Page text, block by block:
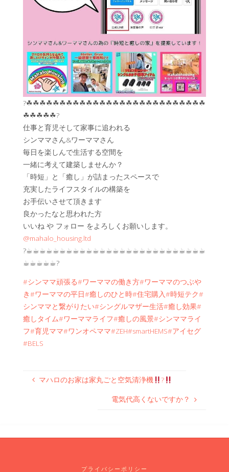
?☘︎☘︎☘︎☘︎☘︎☘︎☘︎☘︎☘︎☘︎☘︎☘︎☘︎☘︎☘︎☘︎☘︎☘︎☘︎☘︎☘︎☘︎☘︎☘︎☘︎☘︎☘︎
☘︎☘︎☘︎☘︎☘︎?
仕事と育児そして家事に追われる
シンママさん&ワーママさん
毎日を楽しんで生活する空間を
一緒に考えて建築しませんか？
「時短」と「癒し」が詰まったスペースで
充実したライフスタイルの構築を
お手伝いさせて頂きます
良かったなと思われた方
いいね や フォロー をよろしくお願いします。
@mahalo_housing.ltd
?☕︎☕︎☕︎☕︎☕︎☕︎☕︎☕︎☕︎☕︎☕︎☕︎☕︎☕︎☕︎☕︎☕︎☕︎☕︎☕︎☕︎☕︎☕︎☕︎☕︎☕︎☕︎
☕︎☕︎☕︎☕︎☕︎?
#シンママ頑張る#ワーママの働き方#ワーママのつぶや
き#ワーママの平日#癒しのひと時#住宅購入#時短テク#
シンママと繋がりたい#シングルマザー生活#癒し効果#
癒しタイム#ワーママライフ#癒しの風景#シンママライ
フ#育児ママ#ワンオペママ#ZEH#smartHEMS#アイセグ
#BELS
マハロのお家は家丸ごと空気清浄機 ?
電気代高くないですか？
プライバシーポリシー